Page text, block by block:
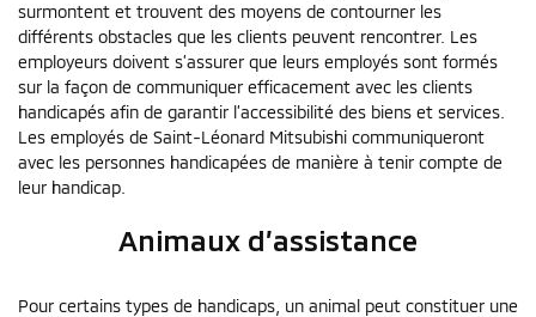
surmontent et trouvent des moyens de contourner les
différents obstacles que les clients peuvent rencontrer. Les
employeurs doivent s’assurer que leurs employés sont formés
sur la façon de communiquer efficacement avec les clients
handicapés afin de garantir l’accessibilité des biens et services.
Les employés de Saint-Léonard Mitsubishi communiqueront
avec les personnes handicapées de manière à tenir compte de
leur handicap.
Animaux d’assistance
Pour certains types de handicaps, un animal peut constituer une